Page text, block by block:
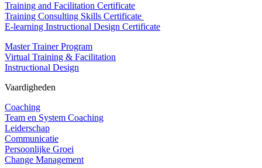
Training and Facilitation Certificate
Training Consulting Skills Certificate
E-learning Instructional Design Certificate
Master Trainer Program
Virtual Training & Facilitation
Instructional Design
Vaardigheden
Coaching
Team en System Coaching
Leiderschap
Communicatie
Persoonlijke Groei
Change Management